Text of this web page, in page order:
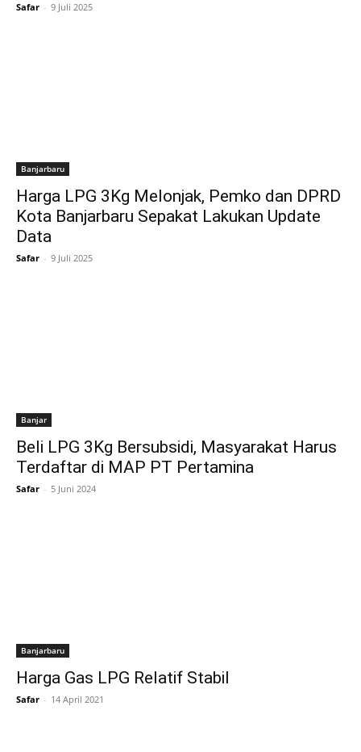
Safar - 9 Juli 2025
Banjarbaru
Harga LPG 3Kg Melonjak, Pemko dan DPRD
Kota Banjarbaru Sepakat Lakukan Update
Data
Safar - 9 Juli 2025
Banjar
Beli LPG 3Kg Bersubsidi, Masyarakat Harus
Terdaftar di MAP PT Pertamina
Safar - 5 Juni 2024
Banjarbaru
Harga Gas LPG Relatif Stabil
Safar - 14 April 2021